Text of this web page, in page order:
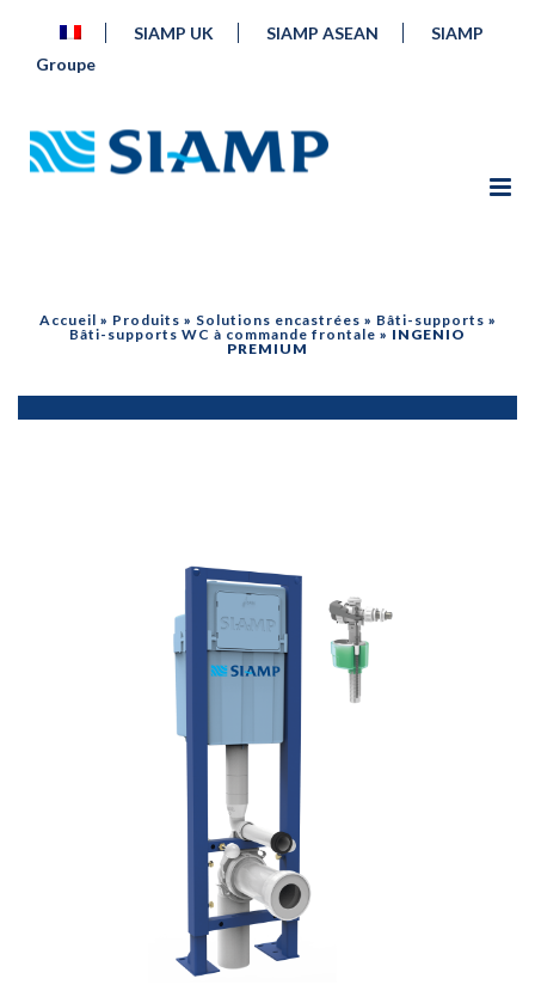
SIAMP UK SIAMP ASEAN
SIAMP
Groupe
Accueil » Produits » Solutions encastrées » Bâti-supports »
Bâti-supports WC à commande frontale » INGENIO
PREMIUM